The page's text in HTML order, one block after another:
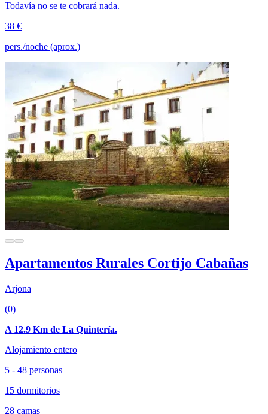
Todavía no se te cobrará nada.
38 €
pers./noche (aprox.)
Apartamentos Rurales Cortijo Cabañas
Arjona
(0)
A 12.9 Km de La Quintería.
Alojamiento entero
5 - 48 personas
15 dormitorios
28 camas